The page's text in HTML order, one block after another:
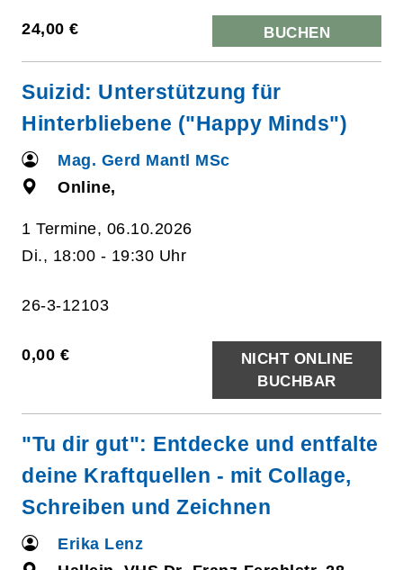
24,00 € BUCHEN
Suizid: Unterstützung für
Hinterbliebene ("Happy Minds")
Mag. Gerd Mantl MSc
Online,
1 Termine, 06.10.2026
Di., 18:00 - 19:30 Uhr
26-3-12103
0,00 €
NICHT ONLINE
BUCHBAR
"Tu dir gut": Entdecke und entfalte
deine Kraftquellen - mit Collage,
Schreiben und Zeichnen
Erika Lenz